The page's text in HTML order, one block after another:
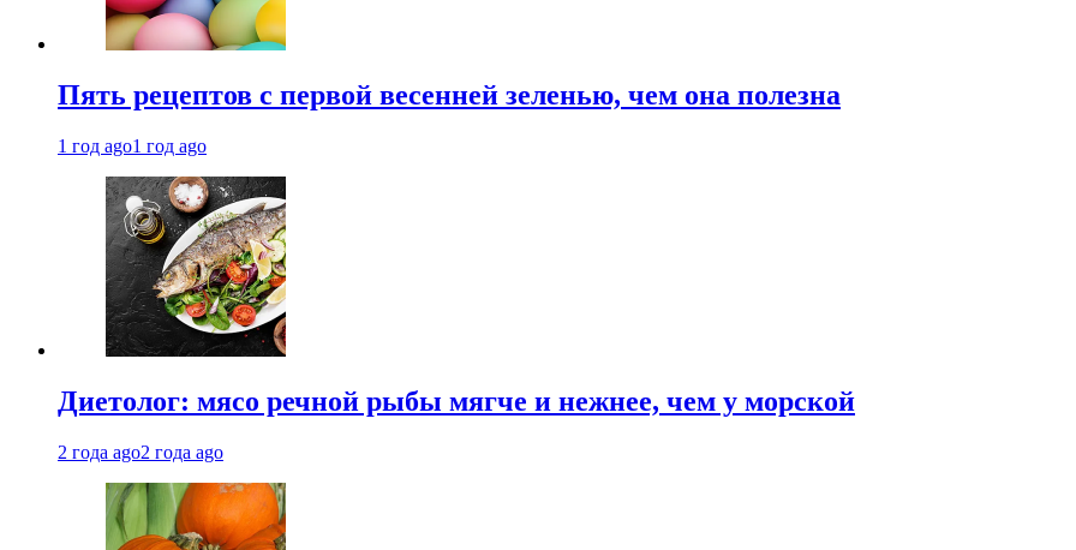
Пять рецептов с первой весенней зеленью, чем она полезна
1 год ago1 год ago
Диетолог: мясо речной рыбы мягче и нежнее, чем у морской
2 года ago2 года ago